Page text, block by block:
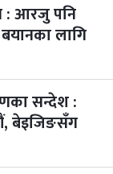
२ महिना बाँकी
२ महिना बाँकी
: आरजु पनि
लागि
सन्देश :
बेइजिङसँग